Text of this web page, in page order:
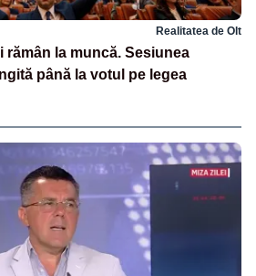
Realitatea de Olt
rămân la muncă. Sesiunea
până la votul pe legea